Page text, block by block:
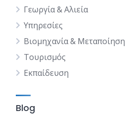
Γεωργία & Αλιεία
Υπηρεσίες
Βιομηχανία & Μεταποίηση
Τουρισμός
Εκπαίδευση
Blog